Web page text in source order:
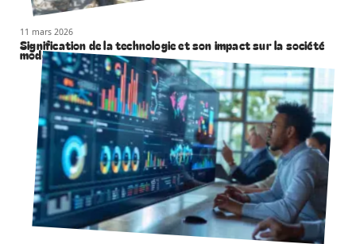
11 mars 2026
Signification de la technologie et son impact sur la société
moderne